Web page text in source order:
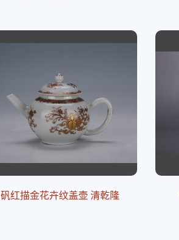
矾红描金花卉纹盖壶 清乾隆